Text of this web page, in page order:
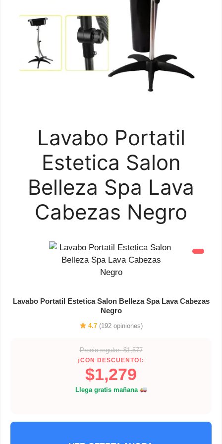
Lavabo Portatil
Estetica Salon
Belleza Spa Lava
Cabezas Negro
Lavabo Portatil Estetica Salon Belleza Spa Lava Cabezas
Negro
4.7 (192 opiniones)
Precio regular: $1,577
¡CON DESCUENTO!:
$1,279
Llega gratis mañana